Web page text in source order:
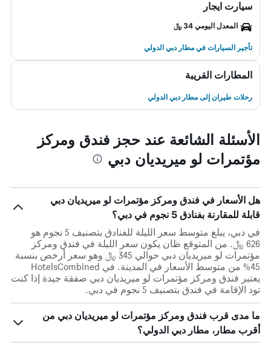
سيارت ايجار
المعدل اليومي 34 ﷼
تأجير السيارات في مطار دبي الدولي
المطارات القريبة
رحلات طيران إلى مطار دبي الدولي
الأسئلة الشائعة عند حجز فندق ومركز
مؤتمرات لو ميريديان دبي
هل الأسعار في فندق ومركز مؤتمرات لو ميريديان دبي
قابلة للمقارنة بفنادق 5 نجوم في دبي؟
في دبي، يبلغ متوسط ​​سعر الليلة للفنادق بتصنيف 5 نجوم هو
626 ﷼. من المتوقع ظان يكون سعر الليلة في فندق ومركز
مؤتمرات لو ميريديان دبي حوالي 345 ﷼ وهو سعر أرخص بنسبة
45% من متوسط الأسعار في المدينة. في HotelsCombined
يعتبر فندق ومركز مؤتمرات لو ميريديان دبي صفقة جيدة إذا كنت
تود الإقامة في فندق بتصنيف 5 نجوم في دبي.
ما مدى قرب فندق ومركز مؤتمرات لو ميريديان دبي من
أقرب مطار، مطار دبي الدولي؟